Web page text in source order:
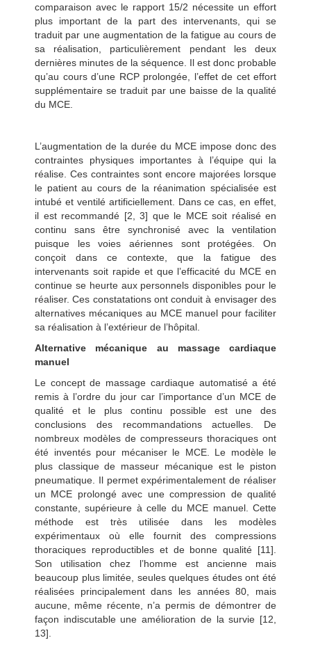
comparaison avec le rapport 15/2 nécessite un effort
plus important de la part des intervenants, qui se
traduit par une augmentation de la fatigue au cours de
sa réalisation, particulièrement pendant les deux
dernières minutes de la séquence. Il est donc probable
qu’au cours d’une RCP prolongée, l’effet de cet effort
supplémentaire se traduit par une baisse de la qualité
du MCE.
L’augmentation de la durée du MCE impose donc des
contraintes physiques importantes à l’équipe qui la
réalise. Ces contraintes sont encore majorées lorsque
le patient au cours de la réanimation spécialisée est
intubé et ventilé artificiellement. Dans ce cas, en effet,
il est recommandé [2, 3] que le MCE soit réalisé en
continu sans être synchronisé avec la ventilation
puisque les voies aériennes sont protégées. On
conçoit dans ce contexte, que la fatigue des
intervenants soit rapide et que l’efficacité du MCE en
continue se heurte aux personnels disponibles pour le
réaliser. Ces constatations ont conduit à envisager des
alternatives mécaniques au MCE manuel pour faciliter
sa réalisation à l’extérieur de l’hôpital.
Alternative mécanique au massage cardiaque
manuel
Le concept de massage cardiaque automatisé a été
remis à l’ordre du jour car l’importance d’un MCE de
qualité et le plus continu possible est une des
conclusions des recommandations actuelles. De
nombreux modèles de compresseurs thoraciques ont
été inventés pour mécaniser le MCE. Le modèle le
plus classique de masseur mécanique est le piston
pneumatique. Il permet expérimentalement de réaliser
un MCE prolongé avec une compression de qualité
constante, supérieure à celle du MCE manuel. Cette
méthode est très utilisée dans les modèles
expérimentaux où elle fournit des compressions
thoraciques reproductibles et de bonne qualité [11].
Son utilisation chez l’homme est ancienne mais
beaucoup plus limitée, seules quelques études ont été
réalisées principalement dans les années 80, mais
aucune, même récente, n’a permis de démontrer de
façon indiscutable une amélioration de la survie [12,
13].